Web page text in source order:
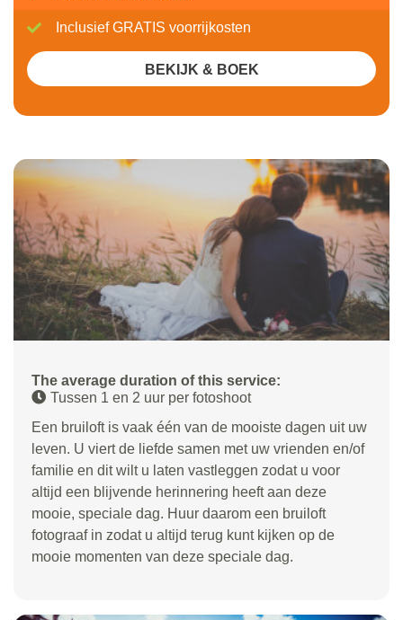
The average duration of this service:
Tussen 1 en 2 uur per fotoshoot
Een bruiloft is vaak één van de mooiste dagen uit uw
leven. U viert de liefde samen met uw vrienden en/of
familie en dit wilt u laten vastleggen zodat u voor
altijd een blijvende herinnering heeft aan deze
mooie, speciale dag. Huur daarom een bruiloft
fotograaf in zodat u altijd terug kunt kijken op de
mooie momenten van deze speciale dag.
Inclusief GRATIS voorrijkosten
BEKIJK & BOEK